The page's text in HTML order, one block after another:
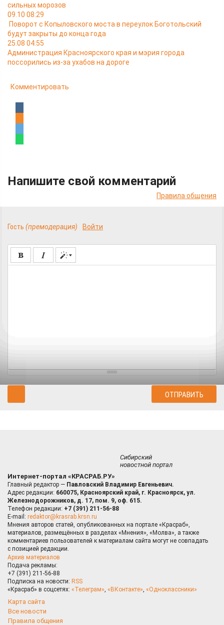
сильных морозов
09.10 08:29
Поворот с Копыловского моста в переулок Боготольский
будут закрыты до конца года
25.08 04:55
Администрация Красноярского края и мэрия города
поссорились из-за ухабов на дороге
Комментировать
Напишите свой комментарий
Правила общения
Гость (премодерация) Войти
Сибирский
новостной портал
Интернет-портал «КРАСРАБ.РУ»
Главный редактор — Павловский Владимир Евгеньевич.
Адрес редакции: 660075, Красноярский край, г. Красноярск, ул.
Железнодорожников, д. 17, пом. 9, оф. 615.
Телефон редакции: +7 (391) 211-56-88
E-mail: redaktor@krasrab.krsn.ru
Мнения авторов статей, опубликованных на портале «Красраб»,
материалов, размещённых в разделах «Мнения», «Молва», а также
комментариев пользователей к материалам сайта могут не совпадать
с позицией редакции.
Архив материалов
Подача рекламы:
+7 (391) 211-56-88
Подписка на новости: RSS
«Красраб» в соцсетях: «Телеграм» «ВКонтакте» «Одноклассники»
Карта сайта
Все новости
Правила общения